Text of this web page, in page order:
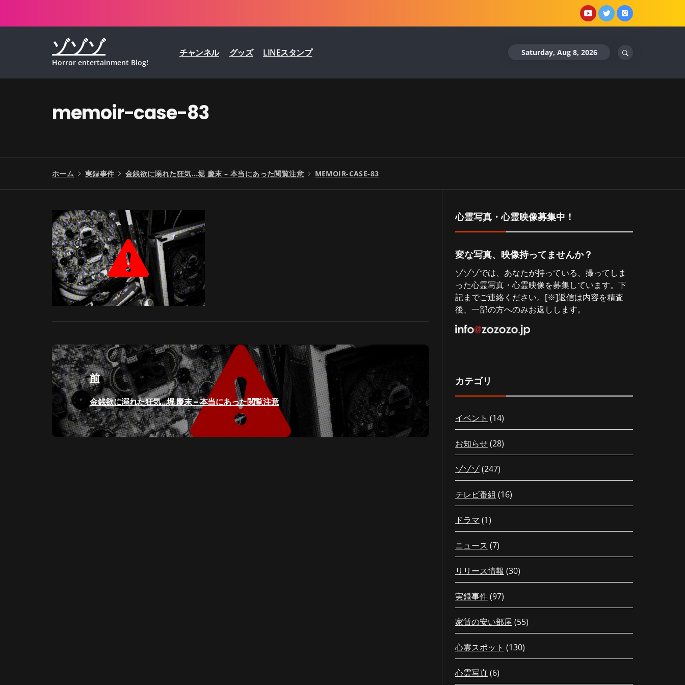
テ
ス
YouTube
X Instagram
ゾゾゾ
Horror entertainment Blog!
チャンネル グッズ LINEスタンプ Saturday, Aug 8, 2026
memoir-case-83
ホーム 実録事件 金銭欲に溺れた狂気…堀 慶末 – 本当にあった閲覧注意 MEMOIR-CASE-83
投
稿
ナ
ビ
ゲ
前
過
去
の
投
金銭欲に溺れた狂気…堀 慶末 – 本当にあった閲覧注意
心霊写真・心霊映像募集中！
変な写真、映像持ってませんか？
ゾゾゾでは、あなたが持っている、撮ってしま
った心霊写真・心霊映像を募集しています。下
記までご連絡ください。[※]返信は内容を精査
後、一部の方へのみお返しします。
カテゴリ
イベント (14)
お知らせ(28)
ゾゾゾ(247)
テレビ番組 (16)
ドラマ (1)
ニュース (7)
リリース情報 (30)
実録事件(97)
家賃の安い部屋 (55)
心霊スポット (130)
心霊写真(6)